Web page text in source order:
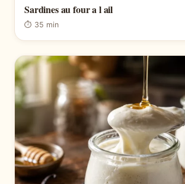
Sardines au four a l ail
⏱ 35 min